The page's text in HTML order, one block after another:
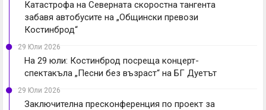
Катастрофа на Северната скоростна тангента
забавя автобусите на „Общински превози
Костинброд“
29 Юли 2026
На 29 юли: Костинброд посреща концерт-
спектакъла „Песни без възраст“ на БГ Дуетът
29 Юли 2026
Заключителна пресконференция по проект за